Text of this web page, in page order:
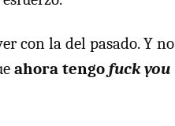
con la del pasado. Y no
ahora tengo fuck you